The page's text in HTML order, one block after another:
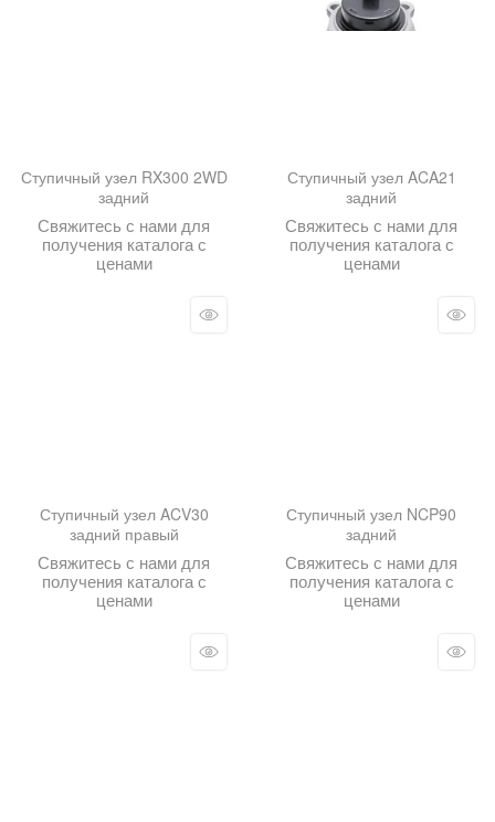
Ступичный узел RX300 2WD
задний
Свяжитесь с нами для
получения каталога с
ценами
Ступичный узел ACA21
задний
Свяжитесь с нами для
получения каталога с
ценами
Ступичный узел ACV30
задний правый
Свяжитесь с нами для
получения каталога с
ценами
Ступичный узел NCP90
задний
Свяжитесь с нами для
получения каталога с
ценами